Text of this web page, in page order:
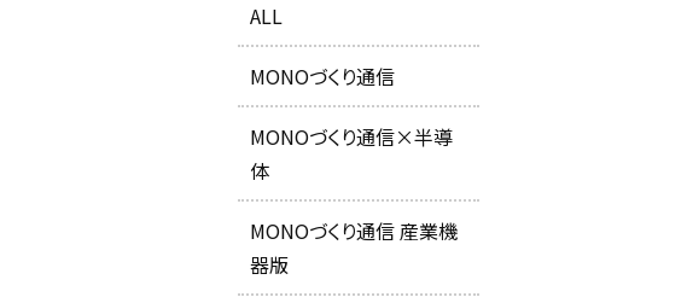
ALL
MONOづくり通信
MONOづくり通信×半導
体
MONOづくり通信 産業機
器版